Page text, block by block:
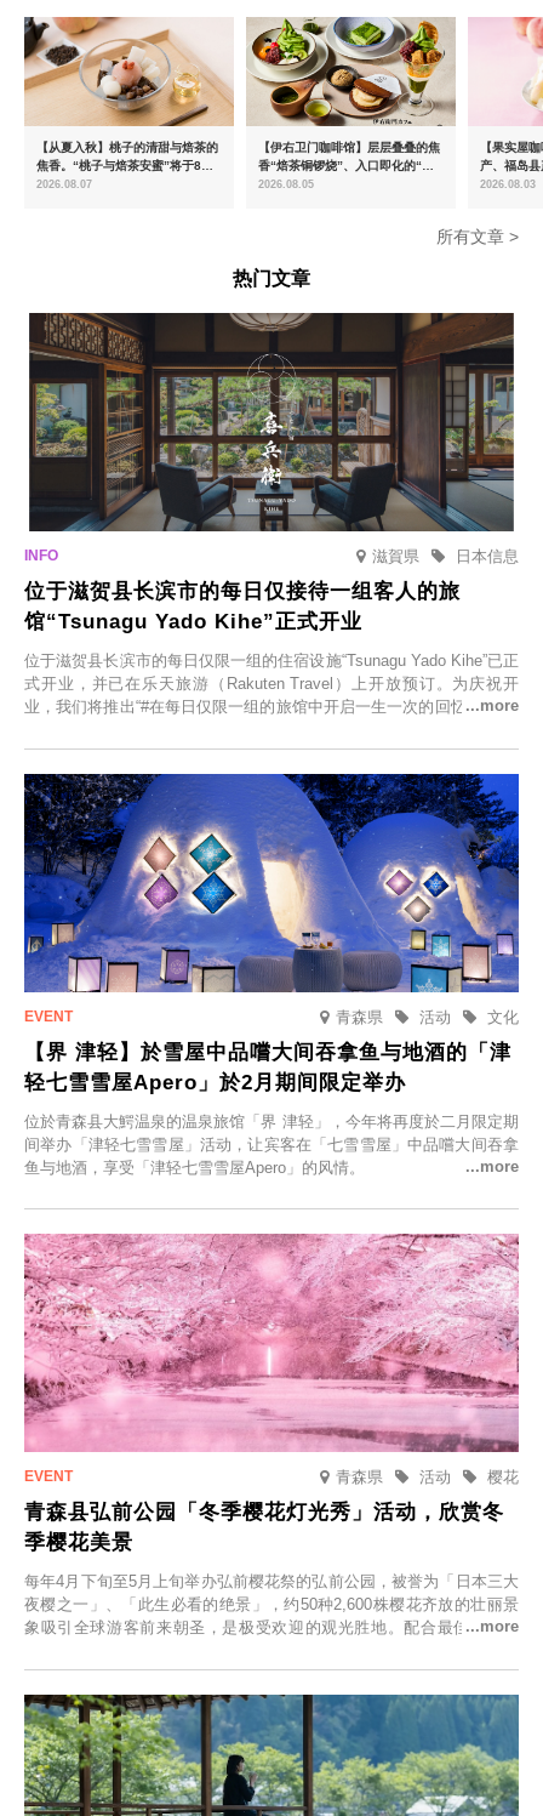
【从夏入秋】桃子的清甜与焙茶的
焦香。“桃子与焙茶安蜜”将于8月
中旬起限时发售
2026.08.07
【伊右卫门咖啡馆】层层叠叠的焦
香“焙茶铜锣烧”、入口即化的“宇
治抹茶提拉米苏”全新登场
2026.08.05
【果实屋
产、福岛
2026.08.03
所有文章 >
热门文章
滋賀県 日本信息
位于滋贺县长滨市的每日仅接待一组客人的旅
馆“Tsunagu Yado Kihe”正式开业
位于滋贺县长滨市的每日仅限一组的住宿设施“Tsunagu Yado Kihe”已正
式开业，并已在乐天旅游（Rakuten Travel）上开放预订。为庆祝开
业，我们将推出“#在每日仅限一组的旅馆中开启一生一次的回忆之旅”活
在此与重要之人共度一段难忘的特别时光。
青森県 文化
活动
【界 津轻】於雪屋中品嚐大间吞拿鱼与地酒的「津
轻七雪雪屋Apero」於2月期间限定举办
位於青森县大鰐温泉的温泉旅馆「界 津轻」，今年将再度於二月限定期
间举办「津轻七雪雪屋」活动，让宾客在「七雪雪屋」中品嚐大间吞拿
鱼与地酒，享受「津轻七雪雪屋Apero」的风情。
青森県 樱花
活动
青森县弘前公园「冬季樱花灯光秀」活动，欣赏冬
季樱花美景
每年4月下旬至5月上旬举办弘前樱花祭的弘前公园，被誉为「日本三大
夜樱之一」、「此生必看的绝景」，约50种2,600株樱花齐放的壮丽景
象吸引全球游客前来朝圣，是极受欢迎的观光胜地。配合最佳观雪时
「冬季樱花灯光秀」。